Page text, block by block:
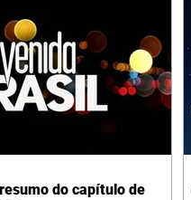
do capítulo de